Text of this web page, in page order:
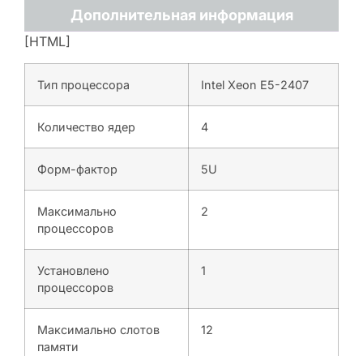
Дополнительная информация
[HTML]
Тип процессора Intel Xeon E5-2407
Количество ядер 4
Форм-фактор 5U
Максимально
процессоров
2
Установлено
процессоров
1
Максимально слотов
памяти
12